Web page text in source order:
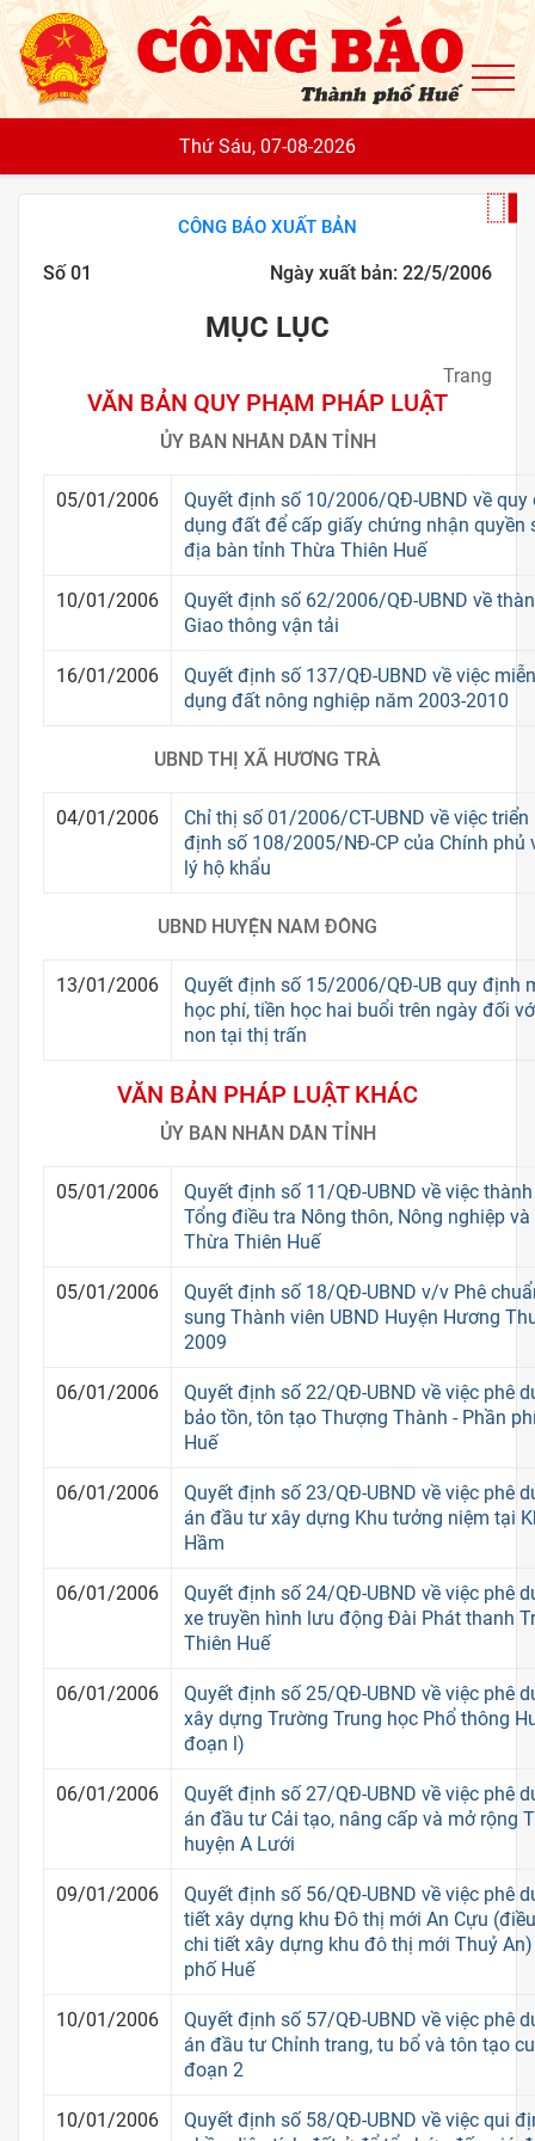
Thứ Sáu, 07-08-2026
CÔNG BÁO XUẤT BẢN
Số 01 Ngày xuất bản: 22/5/2006
MỤC LỤC
Trang
VĂN BẢN QUY PHẠM PHÁP LUẬT
ỦY BAN NHÂN DÂN TỈNH
05/01/2006
Quyết định số 10/2006/QĐ-UBND về
dụng đất để cấp giấy chứng nhận quyền
địa bàn tỉnh Thừa Thiên Huế
10/01/2006
Quyết định số 62/2006/QĐ-UBND về
Giao thông vận tải
16/01/2006
Quyết định số 137/QĐ-UBND về việc
dụng đất nông nghiệp năm 2003-2010
UBND THỊ XÃ HƯƠNG TRÀ
04/01/2006
Chỉ thị số 01/2006/CT-UBND về việc
định số 108/2005/NĐ-CP của Chính phủ
lý hộ khẩu
UBND HUYỆN NAM ĐÔNG
13/01/2006
Quyết định số 15/2006/QĐ-UB quy định
học phí, tiền học hai buổi trên ngày đối
non tại thị trấn
VĂN BẢN PHÁP LUẬT KHÁC
ỦY BAN NHÂN DÂN TỈNH
05/01/2006
Quyết định số 11/QĐ-UBND về việc
Tổng điều tra Nông thôn, Nông nghiệp
Thừa Thiên Huế
05/01/2006
Quyết định số 18/QĐ-UBND v/v Phê
sung Thành viên UBND Huyện Hương
2009
06/01/2006
Quyết định số 22/QĐ-UBND về việc phê
bảo tồn, tôn tạo Thượng Thành - Phần
Huế
06/01/2006
Quyết định số 23/QĐ-UBND về việc phê
án đầu tư xây dựng Khu tưởng niệm tại
Hầm
06/01/2006
Quyết định số 24/QĐ-UBND về việc phê
xe truyền hình lưu động Đài Phát thanh
Thiên Huế
06/01/2006
Quyết định số 25/QĐ-UBND về việc phê
xây dựng Trường Trung học Phổ thông
đoạn l)
06/01/2006
Quyết định số 27/QĐ-UBND về việc phê
án đầu tư Cải tạo, nâng cấp và mở rộng
huyện A Lưới
09/01/2006
Quyết định số 56/QĐ-UBND về việc phê
tiết xây dựng khu Đô thị mới An Cựu
chi tiết xây dựng khu đô thị mới Thuỷ
phố Huế
10/01/2006
Quyết định số 57/QĐ-UBND về việc phê
án đầu tư Chỉnh trang, tu bổ và tôn tạo
đoạn 2
10/01/2006
Quyết định số 58/QĐ-UBND về việc qui